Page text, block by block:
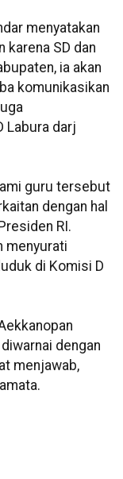
menyatakan
karena SD dan
ia akan
komunikasikan
Labura darj
guru tersebut
dengan hal
RI.
menyurati
di Komisi D
dengan
menjawab,